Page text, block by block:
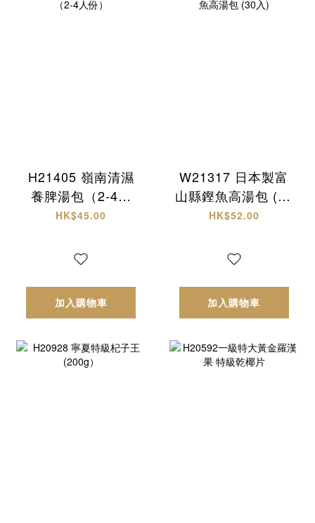
H21405 嶺南清濕
養脾湯包（2-4人
份）
HK$45.00
加入購物車
W21317 日本製富
山縣鏗魚高湯包 (30
入)
HK$52.00
加入購物車